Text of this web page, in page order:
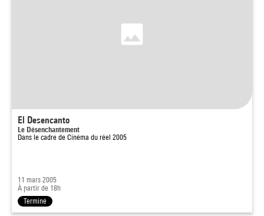
El Desencanto
Le Désenchantement
Dans le cadre de Cinéma du réel 2005
11 mars 2005
À partir de 18h
Terminé